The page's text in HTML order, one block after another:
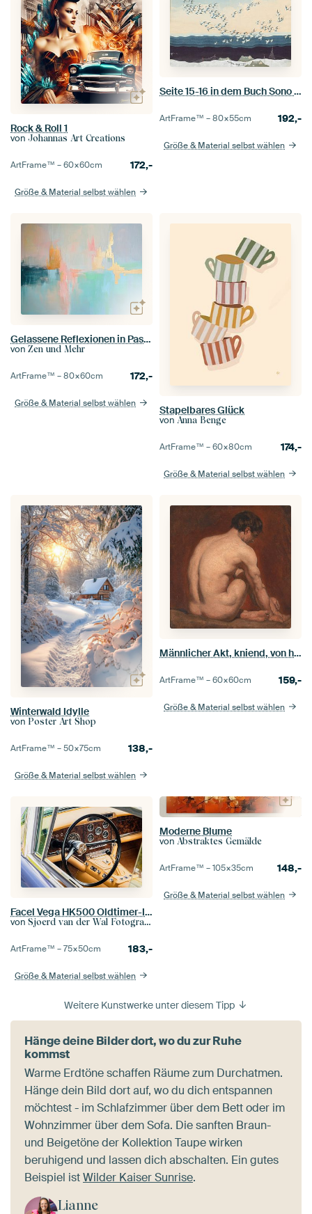
Rock & Roll 1
von Johannas Art Creations
ArtFrame™ –60×60cm 172,-
Größe & Material selbst wählen
Seite 15-16 in dem Buch Sono no kaori
ArtFrame™ –80×55cm 192,-
Größe & Material selbst wählen
Gelassene Reflexionen in Pastell
von Zen und Mehr
ArtFrame™ –80×60cm 172,-
Größe & Material selbst wählen
Stapelbares Glück
von Anna Benge
ArtFrame™ –60×80cm 174,-
Größe & Material selbst wählen
Winterwald Idylle
von Poster Art Shop
ArtFrame™ –50×75cm 138,-
Größe & Material selbst wählen
Männlicher Akt, kniend, von hinten, William Etty
ArtFrame™ –60×60cm 159,-
Größe & Material selbst wählen
Facel Vega HK500 Oldtimer-Innenausstattung
von Sjoerd van der Wal Fotografie
ArtFrame™ –75×50cm 183,-
Größe & Material selbst wählen
Moderne Blume
von Abstraktes Gemälde
ArtFrame™ –105×35cm 148,-
Größe & Material selbst wählen
Weitere Kunstwerke unter diesem Tipp
Hänge deine Bilder dort, wo du zur Ruhe
kommst
Warme Erdtöne schaffen Räume zum Durchatmen.
Hänge dein Bild dort auf, wo du dich entspannen
möchtest - im Schlafzimmer über dem Bett oder im
Wohnzimmer über dem Sofa. Die sanften Braun-
und Beigetöne der Kollektion Taupe wirken
beruhigend und lassen dich abschalten. Ein gutes
Beispiel istWilder Kaiser Sunrise.
Lianne